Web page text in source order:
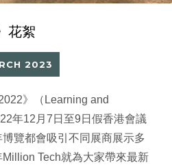
花絮
2023
》（Learning and
年12月7日至9日假香港會議
覽都會吸引不同展商展示多
Tech就為大家帶來最新